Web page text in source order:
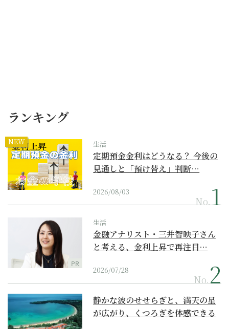
ランキング
NEW 生活
定期預金金利はどうなる？ 今後の
見通しと「預け替え」判断…
2026/08/03
No.
PR
生活
金融アナリスト・三井智映子さん
と考える、金利上昇で再注目…
2026/07/28
No.
静かな波のせせらぎと、満天の星
が広がり、くつろぎを体感できる